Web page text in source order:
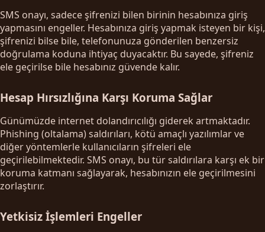
SMS onayı, sadece şifrenizi bilen birinin hesabınıza giriş
yapmasını engeller. Hesabınıza giriş yapmak isteyen bir kişi,
şifrenizi bilse bile, telefonunuza gönderilen benzersiz
doğrulama koduna ihtiyaç duyacaktır. Bu sayede, şifreniz
ele geçirilse bile hesabınız güvende kalır.
Hesap Hırsızlığına Karşı Koruma Sağlar
Günümüzde internet dolandırıcılığı giderek artmaktadır.
Phishing (oltalama) saldırıları, kötü amaçlı yazılımlar ve
diğer yöntemlerle kullanıcıların şifreleri ele
geçirilebilmektedir. SMS onayı, bu tür saldırılara karşı ek bir
koruma katmanı sağlayarak, hesabınızın ele geçirilmesini
zorlaştırır.
Yetkisiz İşlemleri Engeller